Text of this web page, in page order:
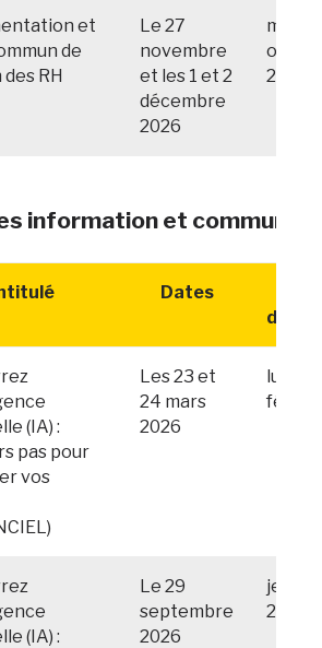
et
de
RH
Le 27
novembre
et les 1 et 2
décembre
2026
mardi
2026
information et
Dates
(IA) :
pas pour
vos
Les 23 et
24 mars
2026
lundi
(IA) :
Le 29
septembre
2026
jeudi
2026